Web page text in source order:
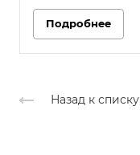
Подробнее
Назад к списку